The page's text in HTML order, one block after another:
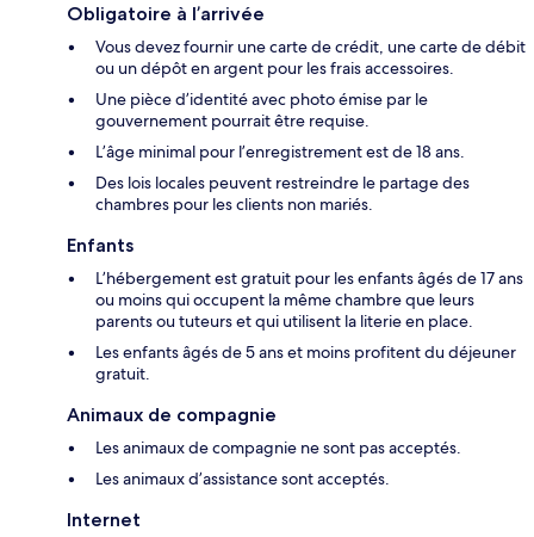
Obligatoire à l’arrivée
Vous devez fournir une carte de crédit, une carte de débit
ou un dépôt en argent pour les frais accessoires.
Une pièce d’identité avec photo émise par le
gouvernement pourrait être requise.
L’âge minimal pour l’enregistrement est de 18 ans.
Des lois locales peuvent restreindre le partage des
chambres pour les clients non mariés.
Enfants
L’hébergement est gratuit pour les enfants âgés de 17 ans
ou moins qui occupent la même chambre que leurs
parents ou tuteurs et qui utilisent la literie en place.
Les enfants âgés de 5 ans et moins profitent du déjeuner
gratuit.
Animaux de compagnie
Les animaux de compagnie ne sont pas acceptés.
Les animaux d’assistance sont acceptés.
Internet